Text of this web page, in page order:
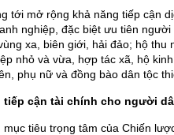
tới mở rộng khả năng tiếp cận
nghiệp, đặc biệt ưu tiên
xa, biên giới, hải đảo; hộ thu
nhỏ và vừa, hợp tác xã, hộ
phụ nữ và đồng bào dân tộc
tiếp cận tài chính cho người
mục tiêu trọng tâm của Chiến